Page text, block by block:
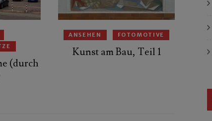
(durch
ANSEHEN FOTOMOTIVE
Kunst am Bau, Teil 1